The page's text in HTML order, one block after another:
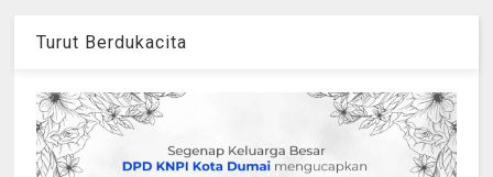
Turut Berdukacita